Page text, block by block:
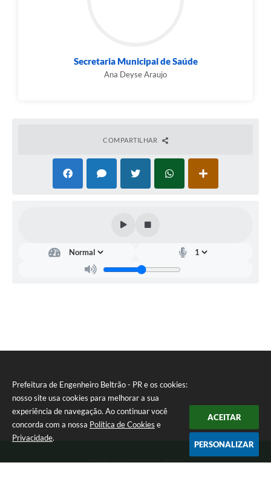
Prefeitura de Engenheiro Beltrão - PR e os cookies:
nosso site usa cookies para melhorar a sua
experiência de navegação. Ao continuar você
concorda com a nossa Política de Cookies e
Privacidade.
ACEITAR
PERSONALIZAR
Secretaria Municipal de Saúde
Ana Deyse Araujo
COMPARTILHAR
Telefone: (44) 3537-8100